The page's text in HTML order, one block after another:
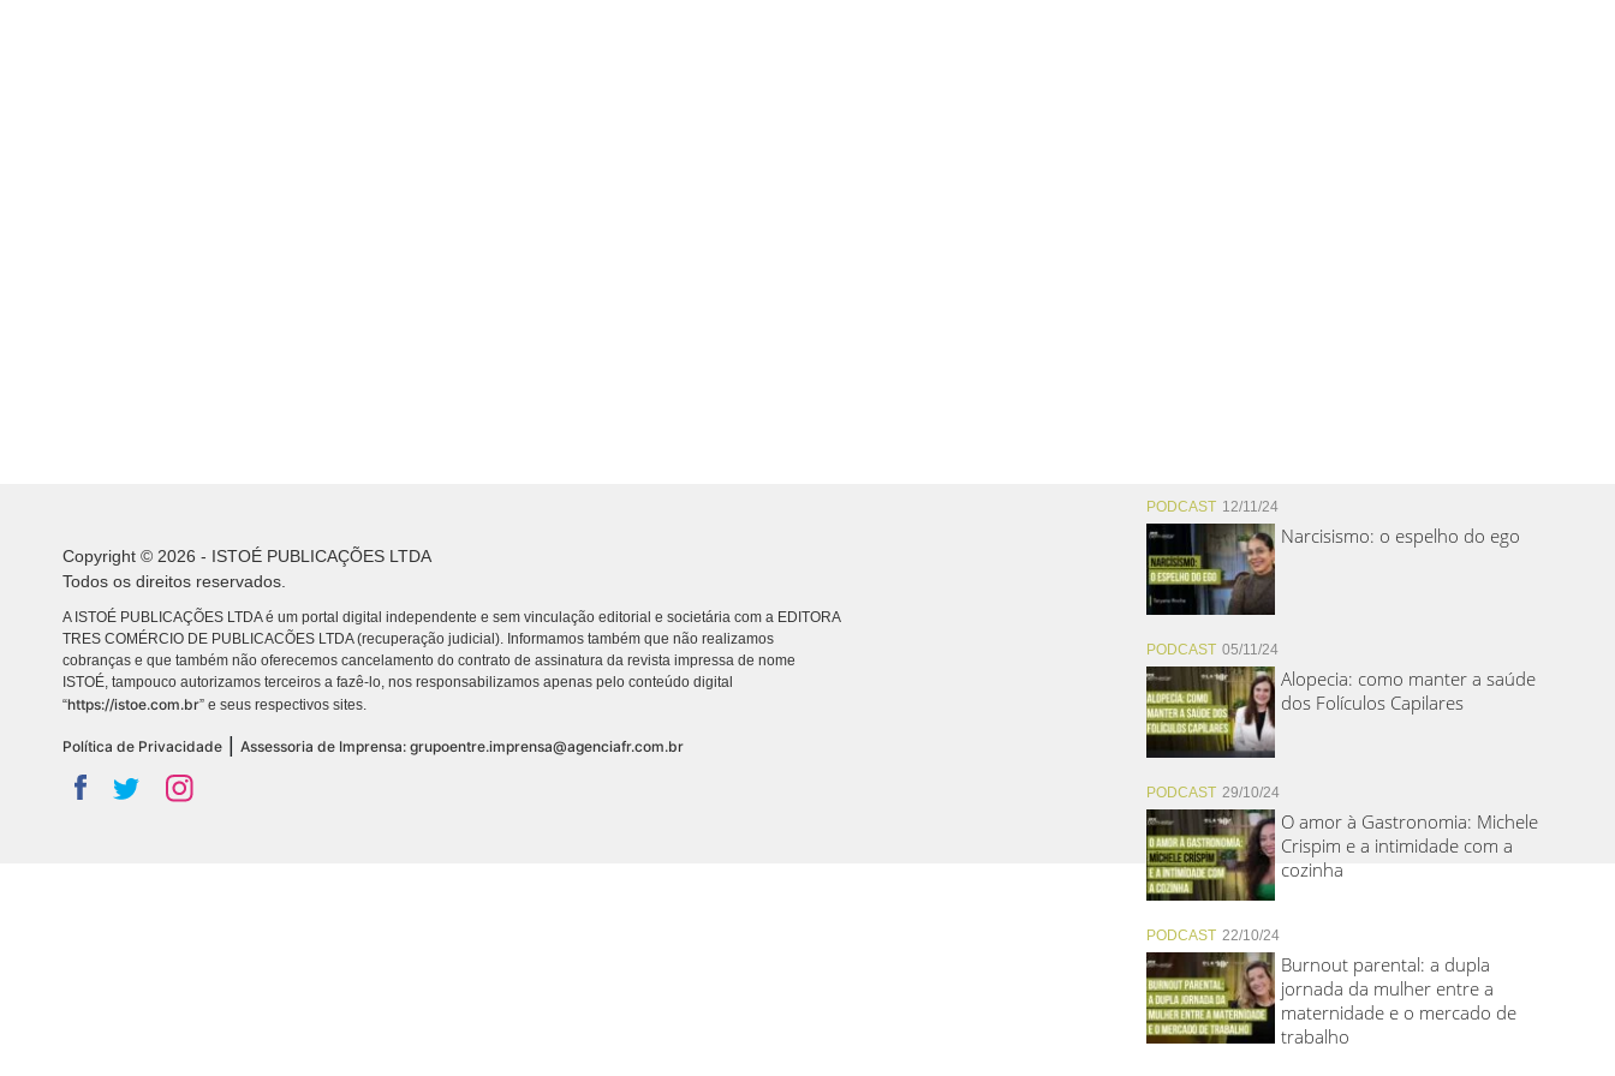
PODCAST 12/11/24
Narcisismo: o espelho do ego
PODCAST 05/11/24
Alopecia: como manter a saúde
dos Folículos Capilares
PODCAST 29/10/24
O amor à Gastronomia: Michele
Crispim e a intimidade com a
cozinha
PODCAST 22/10/24
Burnout parental: a dupla
jornada da mulher entre a
maternidade e o mercado de
trabalho
Copyright © 2026 - ISTOÉ PUBLICAÇÕES LTDA
Todos os direitos reservados.
A ISTOÉ PUBLICAÇÕES LTDA é um portal digital independente e sem vinculação editorial e societária com a EDITORA
TRES COMÉRCIO DE PUBLICACÕES LTDA (recuperação judicial). Informamos também que não realizamos
cobranças e que também não oferecemos cancelamento do contrato de assinatura da revista impressa de nome
ISTOÉ, tampouco autorizamos terceiros a fazê-lo, nos responsabilizamos apenas pelo conteúdo digital
“https://istoe.com.br” e seus respectivos sites.
Política de Privacidade Assessoria de Imprensa: grupoentre.imprensa@agenciafr.com.br